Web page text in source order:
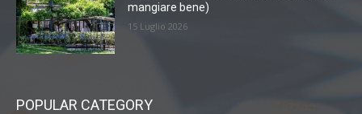
mangiare bene)
15 Luglio 2026
POPULAR CATEGORY